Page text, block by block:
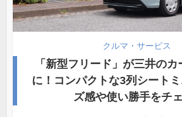
クルマ・サービス
「新型フリード」が三井の
に！コンパクトな3列シート
ズ感や使い勝手をチ